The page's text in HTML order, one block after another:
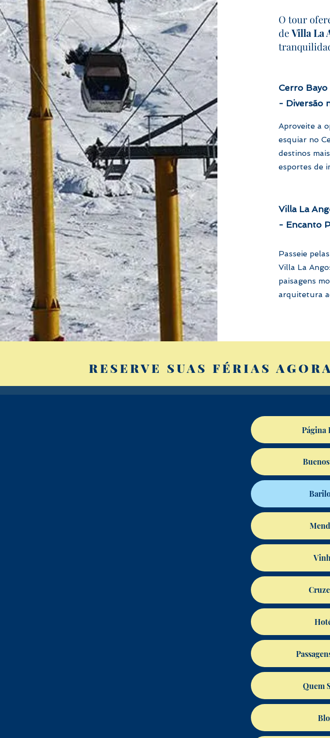
O tour
deVilla La
Cerro Bayo
- Diversão
Aproveite a
esquiar no
destinos
esportes de
Villa La
- Encanto
Passeie
Villa La
paisagens
arquitetura
RESERVE SUAS FÉRIAS AGORA
Página
Quem